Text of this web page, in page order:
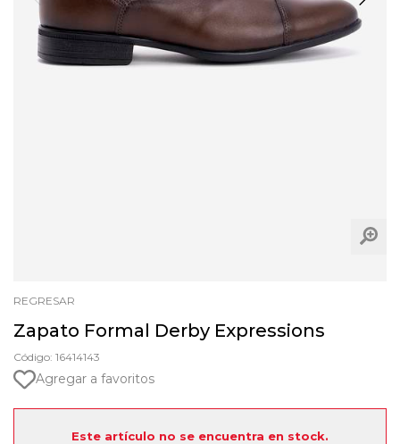
REGRESAR
Zapato Formal Derby Expressions
Código: 16414143
Agregar a favoritos
Este artículo no se encuentra en stock.